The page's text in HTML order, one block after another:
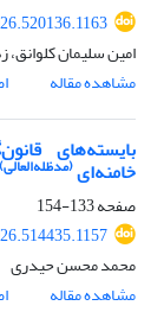
امین سلیمان کلوانق،
مشاهده مقاله
بایسته‌های
خامنه‌ای(مدظله‌العالی)
صفحه133-154
محمد محسن حیدری
مشاهده مقاله